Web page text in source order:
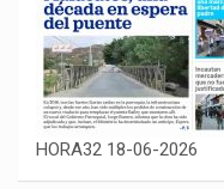
HORA32 18-06-2026